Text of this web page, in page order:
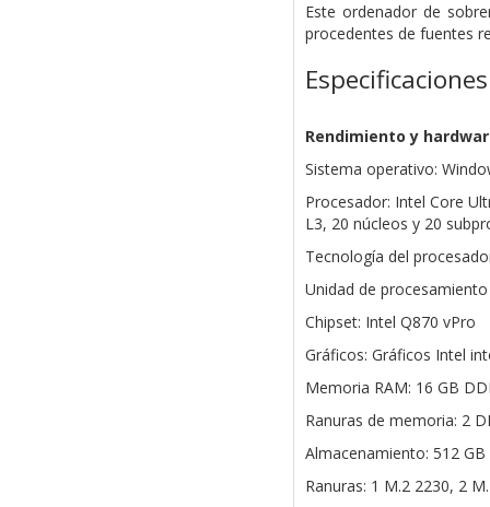
Este ordenador de
procedentes de fuentes
Especificaciones
Rendimiento y
Sistema operativo:
Procesador: Intel Core
L3, 20 núcleos y 20
Tecnología del
Unidad de
Chipset: Intel Q870 vPro
Gráficos: Gráficos Intel
Memoria RAM: 16 GB
Ranuras de memoria: 2
Almacenamiento: 512 GB
Ranuras: 1 M.2 2230, 2